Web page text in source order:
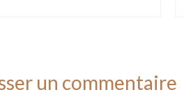
un commentaire